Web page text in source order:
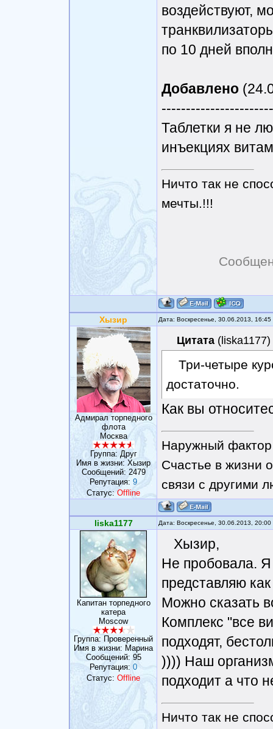
воздействуют,
по 10 дней
Добавлено
Таблетки я не
инъекциях
Ничто так не
мечты.!!!
Хызир Дата: Воскресенье, 30.06.2013,
Адмирал торпедного
флота
Москва
Группа: Друг
Имя в жизни: Хызир
Сообщений: 2479
Репутация: 9
Статус:Offline
Цитата ( liska1177)
Три-четыре
достаточно.
Как вы
Наружный фактор
Счастье в жизни
связи с другими
liska1177 Дата: Воскресенье, 30.06.2013,
Капитан торпедного
катера
Moscow
Группа: Проверенный
Имя в жизни: Марина
Сообщений: 95
Репутация: 0
Статус: Offline
Хызир,
Не пробовала.
представляю
Можно сказать
Комплекс "все
подходят,
)))) Наш
подходит а что
Ничто так не